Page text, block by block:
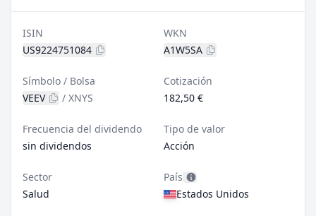
ISIN
US9224751084
WKN
A1W5SA
Símbolo / Bolsa
VEEV
/ XNYS
Cotización
182,50 €
Frecuencia del dividendo
sin dividendos
Tipo de valor
Acción
Sector
Salud
País
Estados Unidos